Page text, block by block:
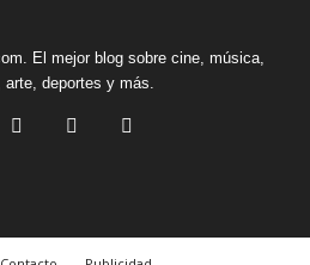
El mejor blog sobre cine, música,
deportes y más.